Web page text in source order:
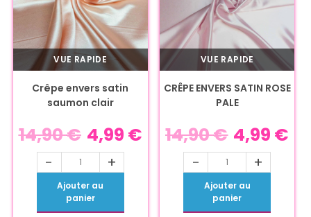
VUE RAPIDE
Crêpe envers satin
saumon clair
14,90€ 4,99 €
- +
Ajouter au
panier
VUE RAPIDE
CRÊPE ENVERS SATIN ROSE
PALE
14,90€ 4,99 €
- +
Ajouter au
panier